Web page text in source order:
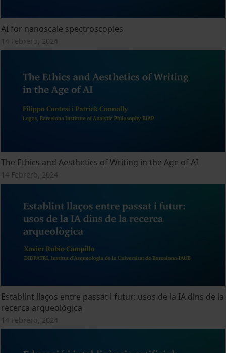
AI for nanoscale spectroscopies
14 Febrero, 2024
The Ethics and Aesthetics of Writing in the Age of AI
14 Febrero, 2024
Establint llaços entre passat i futur: usos de la IA dins de la
recerca arqueològica
14 Febrero, 2024